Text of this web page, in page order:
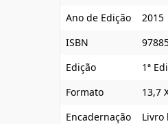
Ano de Edição
2015
ISBN
Edição
1ª
Formato
13,7
Encadernação
Livro